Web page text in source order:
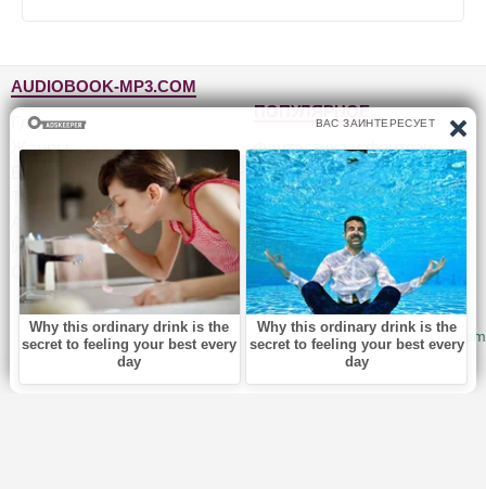
AUDIOBOOK-MP3.COM
Главная
Жанры
Блог
Топ-100
Авторы
Исполнители
Обратная связь
ПОПУЛЯРНОЕ
Фантастика и фэнтези
Детективы, триллеры
Для детей
Роман, проза
Приключения
Юмор, сатира
© 2010-2026Audiobook-mp3.com